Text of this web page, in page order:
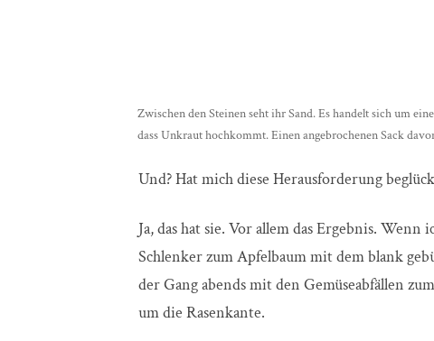
Zwischen den Steinen seht ihr Sand. Es handelt sich um
dass Unkraut hochkommt. Einen angebrochenen Sack
Und? Hat mich diese Herausforderung
Ja, das hat sie. Vor allem das Ergebnis.
Schlenker zum Apfelbaum mit dem blank
der Gang abends mit den Gemüseabfällen
um die Rasenkante.